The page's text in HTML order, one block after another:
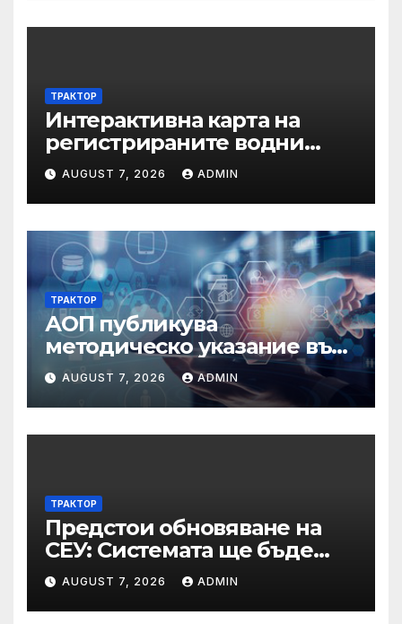
ТРАКТОР
Интерактивна карта на
регистрираните водни
бази по Черноморието за
летния сезон на 2026 г.
AUGUST 7, 2026 ADMIN
ТРАКТОР
АОП публикува
методическо указание във
връзка с промени в
основанията за
задължително
отстраняване на кандидати
AUGUST 7, 2026 ADMIN
ТРАКТОР
Предстои обновяване на
СЕУ: Системата ще бъде
временно недостъпна на 10
и 11 август 2026 г.
AUGUST 7, 2026 ADMIN